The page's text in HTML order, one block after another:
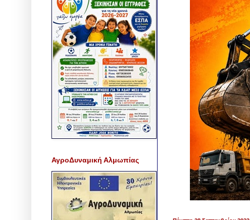
ΑγροΔυναμική Αλμωπίας